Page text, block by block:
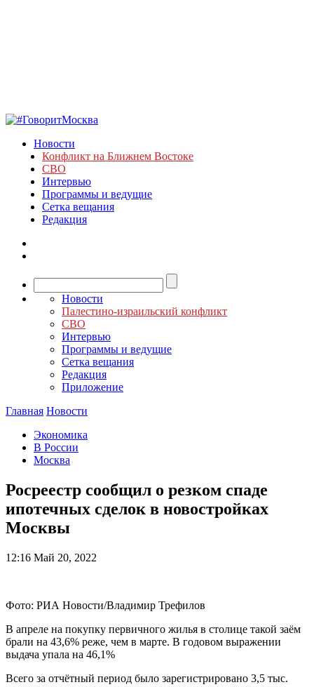
Новости
Конфликт на Ближнем Востоке
СВО
Интервью
Программы и ведущие
Сетка вещания
Редакция
Новости
Палестино-израильский конфликт
СВО
Интервью
Программы и ведущие
Сетка вещания
Редакция
Приложение
Главная Новости
Экономика
В России
Москва
Росреестр сообщил о резком спаде
ипотечных сделок в новостройках
Москвы
12:16 Май 20, 2022
Фото: РИА Новости/Владимир Трефилов
В апреле на покупку первичного жилья в столице такой заём
брали на 43,6% реже, чем в марте. В годовом выражении
выдача упала на 46,1%
Всего за отчётный период было зарегистрировано 3,5 тыс.